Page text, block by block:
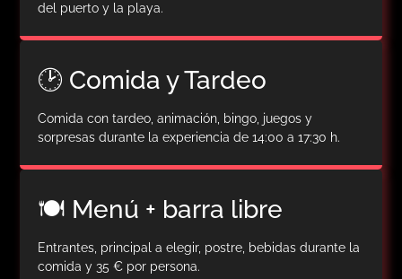
del puerto y la playa.
🕑 Comida y Tardeo
Comida con tardeo, animación, bingo, juegos y
sorpresas durante la experiencia de 14:00 a 17:30 h.
🍽️ Menú + barra libre
Entrantes, principal a elegir, postre, bebidas durante la
comida y 35 € por persona.